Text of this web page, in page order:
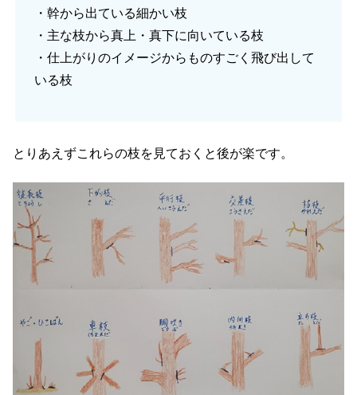
・幹から出ている細かい枝
・主な枝から真上・真下に向いている枝
・仕上がりのイメージからものすごく飛び出して
いる枝
とりあえずこれらの枝を見ておくと後が楽です。